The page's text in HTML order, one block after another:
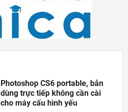
Photoshop CS6 portable, bản
dùng trực tiếp không cần cài
cho máy cấu hình yếu